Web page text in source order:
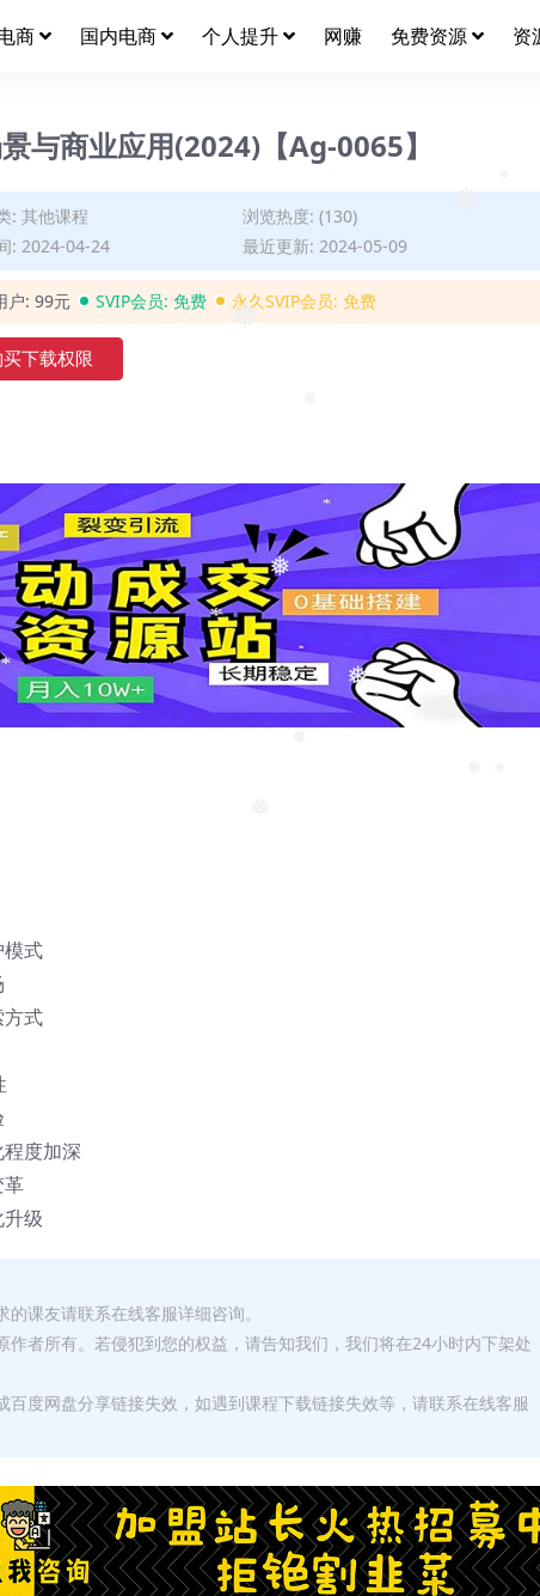
❅
❅
❅
商 国内电商 个人提升 网赚 免费资源 资
与商业应用(2024)【Ag-0065】
: 其他课程
浏览热度: (130)
: 2024-04-24
最近更新: 2024-05-09
户: 99元 SVIP会员: 免费 永久SVIP会员: 免费
买下载权限
式
式
度加深
革
级
课友请联系在线客服详细咨询。
者所有。若侵犯到您的权益，请告知我们，我们将在24小时内下架处
度网盘分享链接失效，如遇到课程下载链接失效等，请联系在线客服